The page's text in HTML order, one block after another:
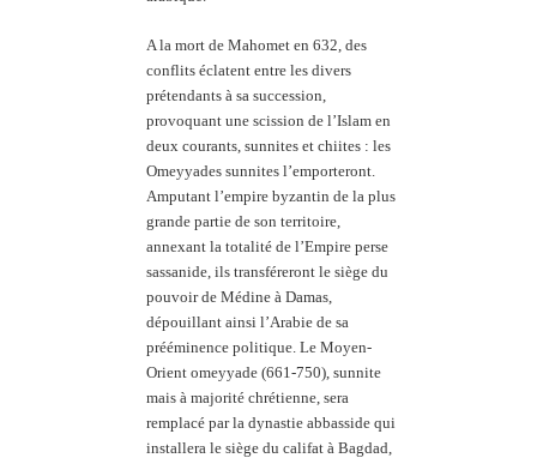
A la mort de Mahomet en 632, des
conflits éclatent entre les divers
prétendants à sa succession,
provoquant une scission de l’Islam en
deux courants, sunnites et chiites : les
Omeyyades sunnites l’emporteront.
Amputant l’empire byzantin de la plus
grande partie de son territoire,
annexant la totalité de l’Empire perse
sassanide, ils transféreront le siège du
pouvoir de Médine à Damas,
dépouillant ainsi l’Arabie de sa
prééminence politique. Le Moyen-
Orient omeyyade (661-750), sunnite
mais à majorité chrétienne, sera
remplacé par la dynastie abbasside qui
installera le siège du califat à Bagdad,